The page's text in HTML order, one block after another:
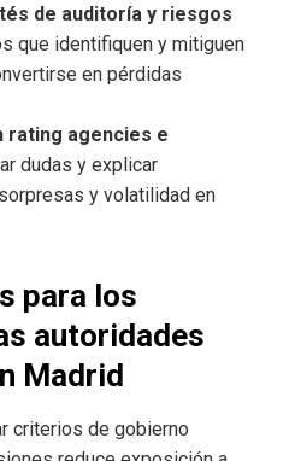
de auditoría y riesgos
que identifiquen y mitiguen
en pérdidas
rating agencies e
dudas y explicar
y volatilidad en
para los
autoridades
Madrid
criterios de gobierno